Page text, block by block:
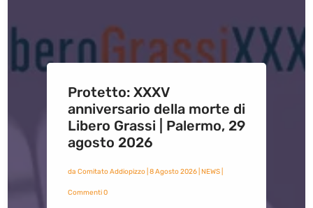
Protetto: XXXV
anniversario della morte di
Libero Grassi | Palermo, 29
agosto 2026
da Comitato Addiopizzo| 8 Agosto 2026| NEWS|
Commenti 0